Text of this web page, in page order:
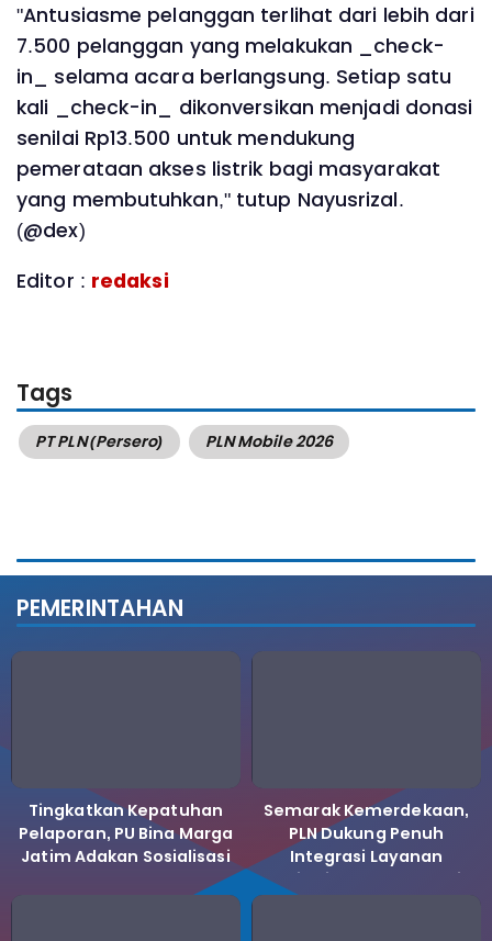
"Antusiasme pelanggan terlihat dari lebih dari
7.500 pelanggan yang melakukan _check-
in_ selama acara berlangsung. Setiap satu
kali _check-in_ dikonversikan menjadi donasi
senilai Rp13.500 untuk mendukung
pemerataan akses listrik bagi masyarakat
yang membutuhkan," tutup Nayusrizal.
(@dex)
Editor : redaksi
Tags
PT PLN (Persero) PLN Mobile 2026
PEMERINTAHAN
Tingkatkan Kepatuhan
Pelaporan, PU Bina Marga
Jatim Adakan Sosialisasi
Semarak Kemerdekaan,
PLN Dukung Penuh
Integrasi Layanan
Kelistrikan ke Koperasi